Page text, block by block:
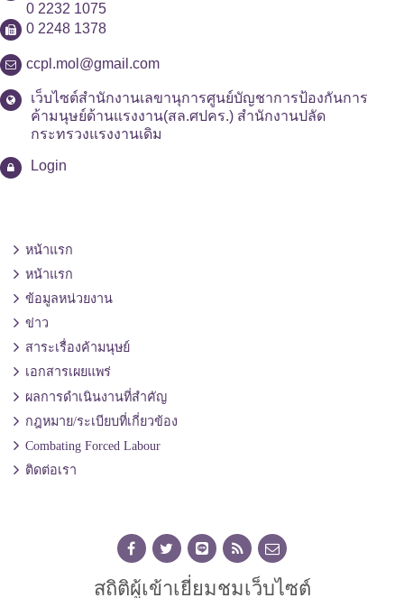
0 2232 1075
0 2248 1378
ccpl.mol@gmail.com
เว็บไซต์สำนักงานเลขานุการศูนย์บัญชาการป้องกันการ
ค้ามนุษย์ด้านแรงงาน(สล.ศปคร.) สำนักงานปลัด
กระทรวงแรงงานเดิม
Login
หน้าแรก
หน้าแรก
ข้อมูลหน่วยงาน
ข่าว
สาระเรื่องค้ามนุษย์
เอกสารเผยแพร่
ผลการดำเนินงานที่สำคัญ
กฎหมาย/ระเบียบที่เกี่ยวข้อง
Combating Forced Labour
ติดต่อเรา
สถิติผู้เข้าเยี่ยมชมเว็บไซต์